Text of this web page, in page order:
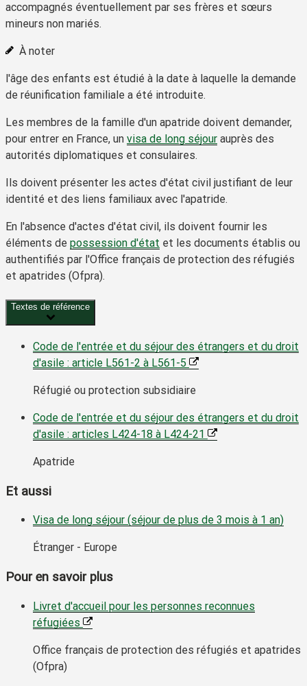
accompagnés éventuellement par ses frères et sœurs
mineurs non mariés.
À noter
l'âge des enfants est étudié à la date à laquelle la demande
de réunification familiale a été introduite.
Les membres de la famille d'un apatride doivent demander,
pour entrer en France, un visa de long séjour auprès des
autorités diplomatiques et consulaires.
Ils doivent présenter les actes d'état civil justifiant de leur
identité et des liens familiaux avec l'apatride.
En l'absence d'actes d'état civil, ils doivent fournir les
éléments de possession d'état et les documents établis ou
authentifiés par l'Office français de protection des réfugiés
et apatrides (Ofpra).
Textes de référence
Code de l'entrée et du séjour des étrangers et du droit
d'asile : article L561-2 à L561-5
Réfugié ou protection subsidiaire
Code de l'entrée et du séjour des étrangers et du droit
d'asile : articles L424-18 à L424-21
Apatride
Et aussi
Visa de long séjour (séjour de plus de 3 mois à 1 an)
Étranger - Europe
Pour en savoir plus
Livret d'accueil pour les personnes reconnues
réfugiées
Office français de protection des réfugiés et apatrides
(Ofpra)